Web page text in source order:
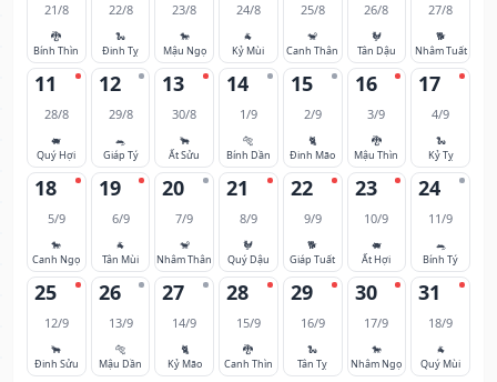
21/8
🐉
Bính Thìn
22/8
🐍
Đinh Tỵ
23/8
🐎
Mậu Ngọ
24/8
🐐
Kỷ Mùi
25/8
🐒
Canh Thân
26/8
🐓
Tân Dậu
27/8
🐕
Nhâm Tuất
11
28/8
🐖
Quý Hợi
12
29/8
🐀
Giáp Tý
13
30/8
🐂
Ất Sửu
14
1/9
🐅
Bính Dần
15
2/9
🐈
Đinh Mão
16
3/9
🐉
Mậu Thìn
17
4/9
🐍
Kỷ Tỵ
18
5/9
🐎
Canh Ngọ
19
6/9
🐐
Tân Mùi
20
7/9
🐒
Nhâm Thân
21
8/9
🐓
Quý Dậu
22
9/9
🐕
Giáp Tuất
23
10/9
🐖
Ất Hợi
24
11/9
🐀
Bính Tý
25
12/9
🐂
Đinh Sửu
26
13/9
🐅
Mậu Dần
27
14/9
🐈
Kỷ Mão
28
15/9
🐉
Canh Thìn
29
16/9
🐍
Tân Tỵ
30
17/9
🐎
Nhâm Ngọ
31
18/9
🐐
Quý Mùi